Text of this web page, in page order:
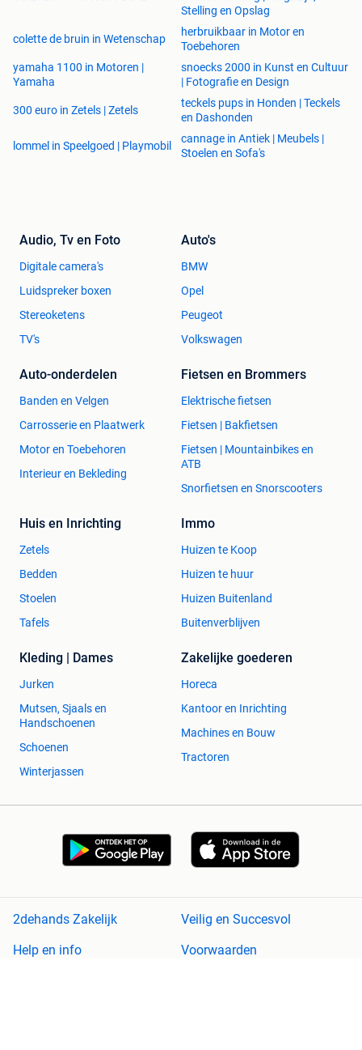
Stelling en Opslag
colette de bruin in Wetenschap
herbruikbaar in Motor en
Toebehoren
yamaha 1100 in Motoren |
Yamaha
snoecks 2000 in Kunst en Cultuur
| Fotografie en Design
300 euro in Zetels | Zetels
teckels pups in Honden | Teckels
en Dashonden
lommel in Speelgoed | Playmobil
cannage in Antiek | Meubels |
Stoelen en Sofa's
Audio, Tv en Foto
Digitale camera's
Luidspreker boxen
Stereoketens
TV's
Auto's
BMW
Opel
Peugeot
Volkswagen
Auto-onderdelen
Banden en Velgen
Carrosserie en Plaatwerk
Motor en Toebehoren
Interieur en Bekleding
Fietsen en Brommers
Elektrische fietsen
Fietsen | Bakfietsen
Fietsen | Mountainbikes en
ATB
Snorfietsen en Snorscooters
Huis en Inrichting
Zetels
Bedden
Stoelen
Tafels
Immo
Huizen te Koop
Huizen te huur
Huizen Buitenland
Buitenverblijven
Kleding | Dames
Jurken
Mutsen, Sjaals en
Handschoenen
Schoenen
Winterjassen
Zakelijke goederen
Horeca
Kantoor en Inrichting
Machines en Bouw
Tractoren
2dehands Zakelijk
Veilig en Succesvol
Help en info
Voorwaarden